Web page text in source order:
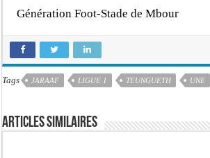
Génération Foot-Stade de Mbour
Tags JARAAF LIGUE 1 TEUNGUETH UNE
Articles similaires